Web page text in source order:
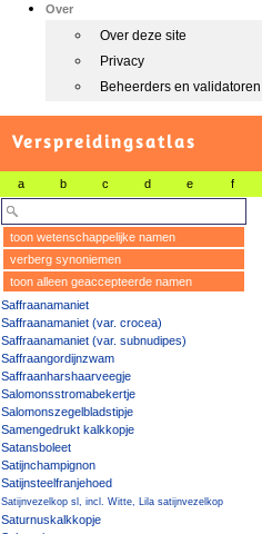
Over
Over deze site
Privacy
Beheerders en validatoren
Verspreidingsatlas
a b c d e f
toon wetenschappelijke namen
verberg synoniemen
toon alleen geaccepteerde namen
Saffraanamaniet
Saffraanamaniet (var. crocea)
Saffraanamaniet (var. subnudipes)
Saffraangordijnzwam
Saffraanharshaarveegje
Salomonsstromabekertje
Salomonszegelbladstipje
Samengedrukt kalkkopje
Satansboleet
Satijnchampignon
Satijnsteelfranjehoed
Satijnvezelkop sl, incl. Witte, Lila satijnvezelkop
Saturnuskalkkopje